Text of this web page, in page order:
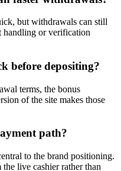
but withdrawals can still
handling or verification
before depositing?
terms, the bonus
of the site makes those
path?
to the brand positioning.
live cashier rather than